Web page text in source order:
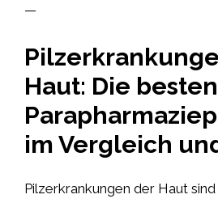
—
Haut: Die
im Vergleich
Pilzerkrankungen der Haut